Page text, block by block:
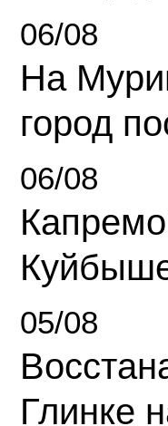
06/08
На
город
06/08
05/08
Глинке